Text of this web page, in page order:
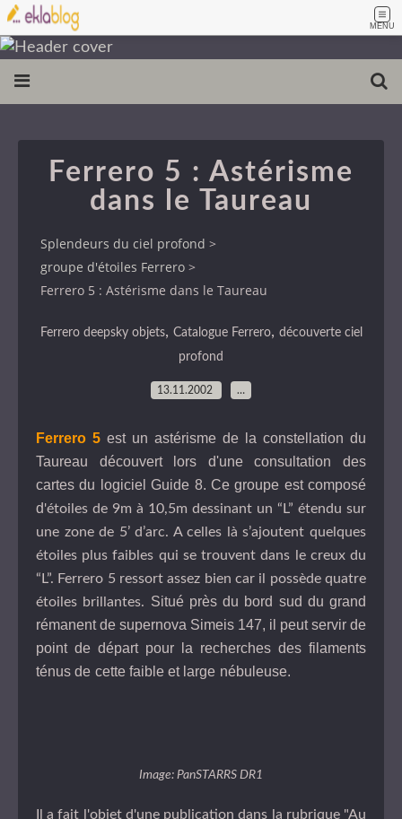
MENU
Ferrero 5 : Astérisme
dans le Taureau
Splendeurs du ciel profond >
groupe d'étoiles Ferrero >
Ferrero 5 : Astérisme dans le Taureau
Ferrero deepsky objets, Catalogue Ferrero, découverte ciel
profond
13.11.2002 …
Ferrero 5 est un astérisme de la constellation du
Taureau découvert lors d'une consultation des
cartes du logiciel Guide 8. Ce groupe est composé
d'étoiles de 9m à 10,5m dessinant un “L” étendu sur
une zone de 5’ d’arc. A celles là s’ajoutent quelques
étoiles plus faibles qui se trouvent dans le creux du
“L”. Ferrero 5 ressort assez bien car il possède quatre
étoiles brillantes. Situé près du bord sud du grand
rémanent de supernova Simeis 147, il peut servir de
point de départ pour la recherches des filaments
ténus de cette faible et large nébuleuse.
Image: PanSTARRS DR1
Il a fait l'objet d'une publication dans la rubrique "Au